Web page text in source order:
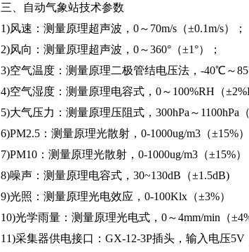
三、自动气象站技术参数
1)风速：测量原理超声波，0～70m/s（±0.1m/s）；
2)风向：测量原理超声波，0～360°（±1°）；
3)空气温度：测量原理二极管结电压法，-40℃～
4)空气湿度：测量原理电容式，0～100%RH（
5)大气压力：测量原理压阻式，300hPa～1100hPa（
6)PM2.5：测量原理光散射，0-1000ug/m3（±15%）
7)PM10：测量原理光散射，0-1000ug/m3（±15%）
8)噪声：测量原理电容式，30~130dB（±1.5dB)
9)光照：测量原理光电效应，0-100Klx（±3%）
10)光学雨量：测量原理光电式，0～4mm/min（
11)采集器供电接口：GX-12-3P插头，输入电压